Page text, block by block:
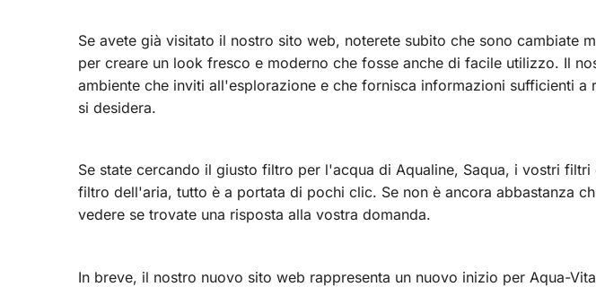
Se avete già visitato il nostro sito web, noterete subito che sono cambiate
per creare un look fresco e moderno che fosse anche di facile utilizzo. Il
ambiente che inviti all'esplorazione e che fornisca informazioni sufficienti a
si desidera.
Se state cercando il giusto filtro per l'acqua di Aqualine, Saqua, i vostri
filtro dell'aria, tutto è a portata di pochi clic. Se non è ancora abbastanza
vedere se trovate una risposta alla vostra domanda.
In breve, il nostro nuovo sito web rappresenta un nuovo inizio per Aqua-